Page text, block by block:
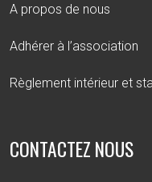
A propos de nous
Adhérer à l’association
Règlement intérieur et
CONTACTEZ NOUS